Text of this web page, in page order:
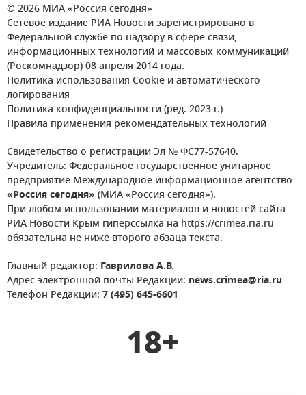
© 2026 МИА «Россия сегодня»
Сетевое издание РИА Новости зарегистрировано в
Федеральной службе по надзору в сфере связи,
информационных технологий и массовых коммуникаций
(Роскомнадзор) 08 апреля 2014 года.
Политика использования Cookie и автоматического
логирования
Политика конфиденциальности (ред. 2023 г.)
Правила применения рекомендательных технологий
Свидетельство о регистрации Эл № ФС77-57640.
Учредитель: Федеральное государственное унитарное
предприятие Международное информационное агентство
«Россия сегодня» (МИА «Россия сегодня»).
При любом использовании материалов и новостей сайта
РИА Новости Крым гиперссылка на https://crimea.ria.ru
обязательна не ниже второго абзаца текста.
Главный редактор: Гаврилова А.В.
Адрес электронной почты Редакции: news.crimea@ria.ru
Телефон Редакции: 7 (495) 645-6601
18+